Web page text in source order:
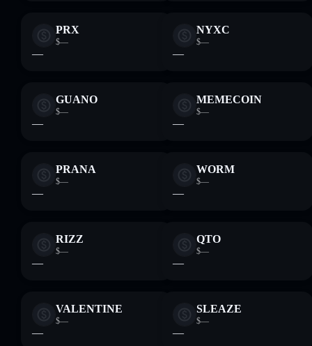
PRX
$—
—
NYXC
$—
—
GUANO
$—
—
MEMECOIN
$—
—
PRANA
$—
—
WORM
$—
—
RIZZ
$—
—
QTO
$—
—
VALENTINE
$—
—
SLEAZE
$—
—